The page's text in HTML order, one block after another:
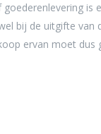
is
bij de uitgifte van
ervan moet dus